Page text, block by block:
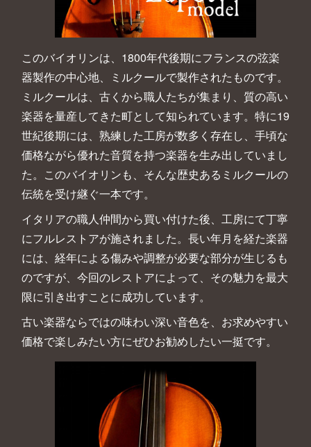
このバイオリンは、1800年代後期にフランスの弦楽
器製作の中心地、ミルクールで製作されたものです。
ミルクールは、古くから職人たちが集まり、質の高い
楽器を量産してきた町として知られています。特に19
世紀後期には、熟練した工房が数多く存在し、手頃な
価格ながら優れた音質を持つ楽器を生み出していまし
た。このバイオリンも、そんな歴史あるミルクールの
伝統を受け継ぐ一本です。
イタリアの職人仲間から買い付けた後、工房にて丁寧
にフルレストアが施されました。長い年月を経た楽器
には、経年による傷みや調整が必要な部分が生じるも
のですが、今回のレストアによって、その魅力を最大
限に引き出すことに成功しています。
古い楽器ならではの味わい深い音色を、お求めやすい
価格で楽しみたい方にぜひお勧めしたい一挺です。